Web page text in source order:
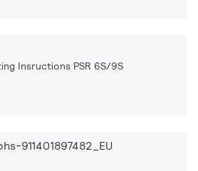
Insructions PSR 6S/9S
911401897482_EU